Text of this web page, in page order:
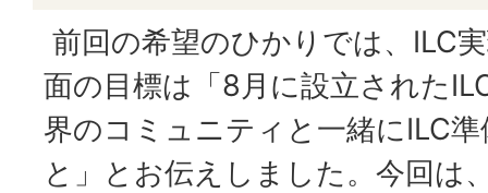
前回の希望のひかりでは、ILC
面の目標は「8月に設立された
界のコミュニティと一緒にILC
と」とお伝えしました。今回は